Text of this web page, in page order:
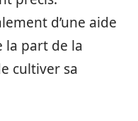
d’une aide
la part de la
cultiver sa